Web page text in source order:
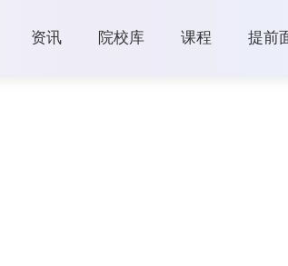
资讯 院校库 课程 提前